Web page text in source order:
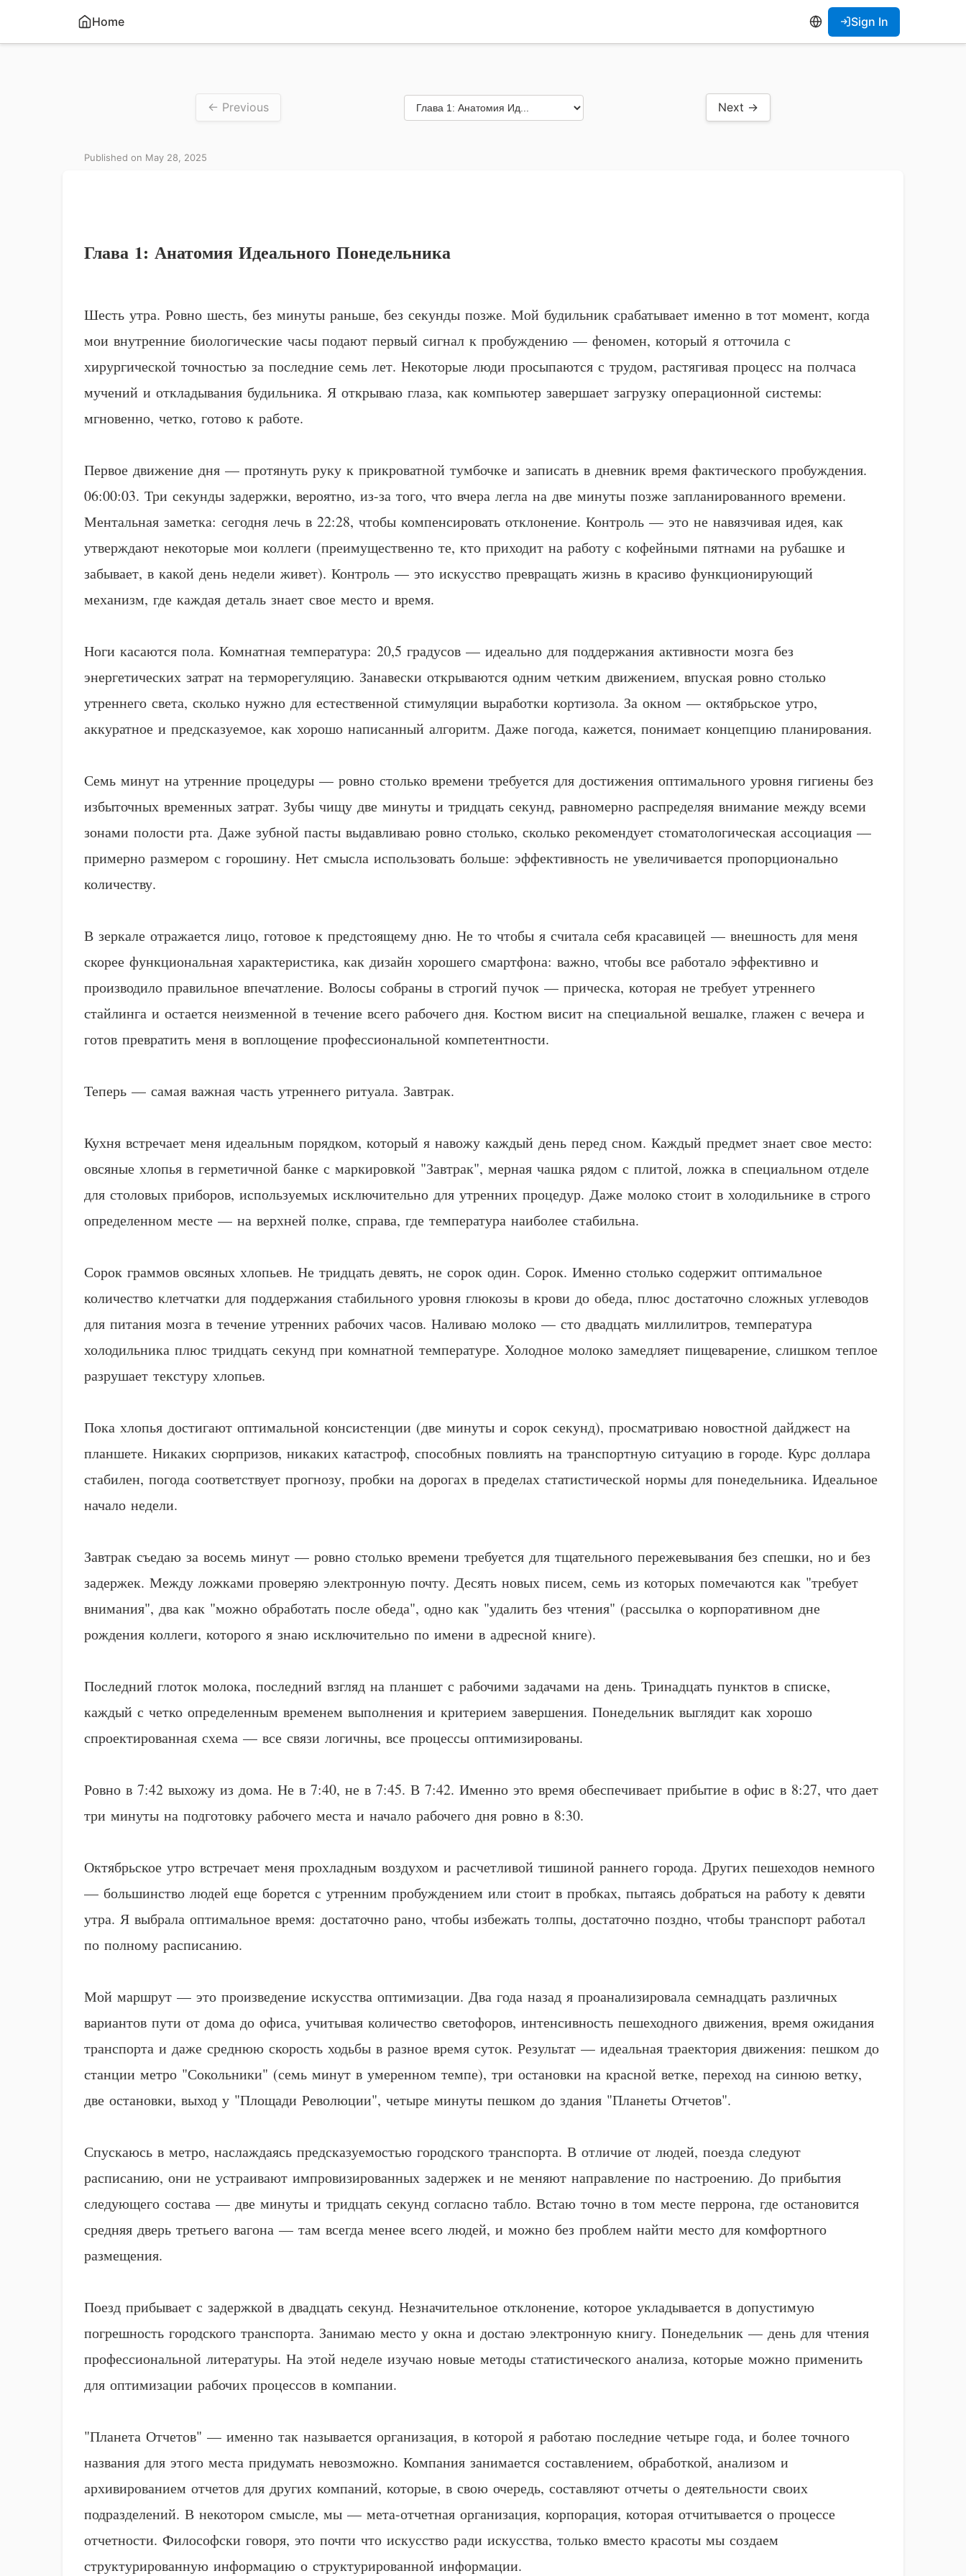
Home Sign In
← Previous Next →
Published on May 28, 2025
Глава 1: Анатомия Идеального Понедельника
Шесть утра. Ровно шесть, без минуты раньше, без секунды позже. Мой будильник срабатывает именно в тот момент, когда
мои внутренние биологические часы подают первый сигнал к пробуждению — феномен, который я отточила с
хирургической точностью за последние семь лет. Некоторые люди просыпаются с трудом, растягивая процесс на полчаса
мучений и откладывания будильника. Я открываю глаза, как компьютер завершает загрузку операционной системы:
мгновенно, четко, готово к работе.
Первое движение дня — протянуть руку к прикроватной тумбочке и записать в дневник время фактического пробуждения.
06:00:03. Три секунды задержки, вероятно, из-за того, что вчера легла на две минуты позже запланированного времени.
Ментальная заметка: сегодня лечь в 22:28, чтобы компенсировать отклонение. Контроль — это не навязчивая идея, как
утверждают некоторые мои коллеги (преимущественно те, кто приходит на работу с кофейными пятнами на рубашке и
забывает, в какой день недели живет). Контроль — это искусство превращать жизнь в красиво функционирующий
механизм, где каждая деталь знает свое место и время.
Ноги касаются пола. Комнатная температура: 20,5 градусов — идеально для поддержания активности мозга без
энергетических затрат на терморегуляцию. Занавески открываются одним четким движением, впуская ровно столько
утреннего света, сколько нужно для естественной стимуляции выработки кортизола. За окном — октябрьское утро,
аккуратное и предсказуемое, как хорошо написанный алгоритм. Даже погода, кажется, понимает концепцию планирования.
Семь минут на утренние процедуры — ровно столько времени требуется для достижения оптимального уровня гигиены без
избыточных временных затрат. Зубы чищу две минуты и тридцать секунд, равномерно распределяя внимание между всеми
зонами полости рта. Даже зубной пасты выдавливаю ровно столько, сколько рекомендует стоматологическая ассоциация —
примерно размером с горошину. Нет смысла использовать больше: эффективность не увеличивается пропорционально
количеству.
В зеркале отражается лицо, готовое к предстоящему дню. Не то чтобы я считала себя красавицей — внешность для меня
скорее функциональная характеристика, как дизайн хорошего смартфона: важно, чтобы все работало эффективно и
производило правильное впечатление. Волосы собраны в строгий пучок — прическа, которая не требует утреннего
стайлинга и остается неизменной в течение всего рабочего дня. Костюм висит на специальной вешалке, глажен с вечера и
готов превратить меня в воплощение профессиональной компетентности.
Теперь — самая важная часть утреннего ритуала. Завтрак.
Кухня встречает меня идеальным порядком, который я навожу каждый день перед сном. Каждый предмет знает свое место:
овсяные хлопья в герметичной банке с маркировкой "Завтрак", мерная чашка рядом с плитой, ложка в специальном отделе
для столовых приборов, используемых исключительно для утренних процедур. Даже молоко стоит в холодильнике в строго
определенном месте — на верхней полке, справа, где температура наиболее стабильна.
Сорок граммов овсяных хлопьев. Не тридцать девять, не сорок один. Сорок. Именно столько содержит оптимальное
количество клетчатки для поддержания стабильного уровня глюкозы в крови до обеда, плюс достаточно сложных углеводов
для питания мозга в течение утренних рабочих часов. Наливаю молоко — сто двадцать миллилитров, температура
холодильника плюс тридцать секунд при комнатной температуре. Холодное молоко замедляет пищеварение, слишком теплое
разрушает текстуру хлопьев.
Пока хлопья достигают оптимальной консистенции (две минуты и сорок секунд), просматриваю новостной дайджест на
планшете. Никаких сюрпризов, никаких катастроф, способных повлиять на транспортную ситуацию в городе. Курс доллара
стабилен, погода соответствует прогнозу, пробки на дорогах в пределах статистической нормы для понедельника. Идеальное
начало недели.
Завтрак съедаю за восемь минут — ровно столько времени требуется для тщательного пережевывания без спешки, но и без
задержек. Между ложками проверяю электронную почту. Десять новых писем, семь из которых помечаются как "требует
внимания", два как "можно обработать после обеда", одно как "удалить без чтения" (рассылка о корпоративном дне
рождения коллеги, которого я знаю исключительно по имени в адресной книге).
Последний глоток молока, последний взгляд на планшет с рабочими задачами на день. Тринадцать пунктов в списке,
каждый с четко определенным временем выполнения и критерием завершения. Понедельник выглядит как хорошо
спроектированная схема — все связи логичны, все процессы оптимизированы.
Ровно в 7:42 выхожу из дома. Не в 7:40, не в 7:45. В 7:42. Именно это время обеспечивает прибытие в офис в 8:27, что дает
три минуты на подготовку рабочего места и начало рабочего дня ровно в 8:30.
Октябрьское утро встречает меня прохладным воздухом и расчетливой тишиной раннего города. Других пешеходов немного
— большинство людей еще борется с утренним пробуждением или стоит в пробках, пытаясь добраться на работу к девяти
утра. Я выбрала оптимальное время: достаточно рано, чтобы избежать толпы, достаточно поздно, чтобы транспорт работал
по полному расписанию.
Мой маршрут — это произведение искусства оптимизации. Два года назад я проанализировала семнадцать различных
вариантов пути от дома до офиса, учитывая количество светофоров, интенсивность пешеходного движения, время ожидания
транспорта и даже среднюю скорость ходьбы в разное время суток. Результат — идеальная траектория движения: пешком до
станции метро "Сокольники" (семь минут в умеренном темпе), три остановки на красной ветке, переход на синюю ветку,
две остановки, выход у "Площади Революции", четыре минуты пешком до здания "Планеты Отчетов".
Спускаюсь в метро, наслаждаясь предсказуемостью городского транспорта. В отличие от людей, поезда следуют
расписанию, они не устраивают импровизированных задержек и не меняют направление по настроению. До прибытия
следующего состава — две минуты и тридцать секунд согласно табло. Встаю точно в том месте перрона, где остановится
средняя дверь третьего вагона — там всегда менее всего людей, и можно без проблем найти место для комфортного
размещения.
Поезд прибывает с задержкой в двадцать секунд. Незначительное отклонение, которое укладывается в допустимую
погрешность городского транспорта. Занимаю место у окна и достаю электронную книгу. Понедельник — день для чтения
профессиональной литературы. На этой неделе изучаю новые методы статистического анализа, которые можно применить
для оптимизации рабочих процессов в компании.
"Планета Отчетов" — именно так называется организация, в которой я работаю последние четыре года, и более точного
названия для этого места придумать невозможно. Компания занимается составлением, обработкой, анализом и
архивированием отчетов для других компаний, которые, в свою очередь, составляют отчеты о деятельности своих
подразделений. В некотором смысле, мы — мета-отчетная организация, корпорация, которая отчитывается о процессе
отчетности. Философски говоря, это почти что искусство ради искусства, только вместо красоты мы создаем
структурированную информацию о структурированной информации.